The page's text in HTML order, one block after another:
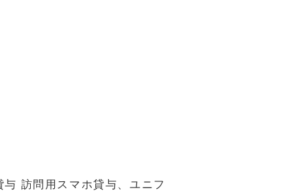
訪問用スマホ貸与、ユニフ